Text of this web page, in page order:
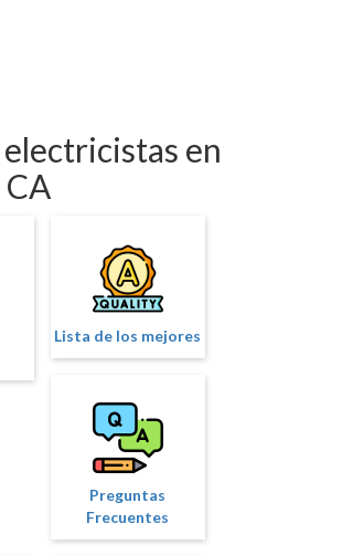
en
Lista de los mejores
Preguntas
Frecuentes